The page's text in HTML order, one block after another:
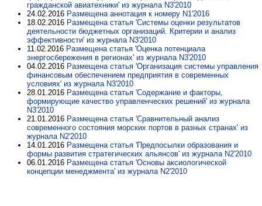
гражданской авиатехники' из журнала N3'2010
24.02.2016 Размещена аннотация к номеру N1'2016
18.02.2016 Размещена статья 'Системы оценки результатов
деятельности бюджетных организаций. Критерии и анализ
эффективности' из журнала N3'2010
11.02.2016 Размещена статья 'Оценка потенциала
энергосбережения в регионах' из журнала N3'2010
04.02.2016 Размещена статья 'Организация системы управления
финансовым обеспечением предприятия в современных
условиях' из журнала N3'2010
28.01.2016 Размещена статья 'Содержание и факторы,
формирующие качество управленческих решений' из журнала
N3'2010
21.01.2016 Размещена статья 'Сравнительный анализ
современного состояния морских портов в разных странах' из
журнала N2'2010
14.01.2016 Размещена статья 'Предпосылки образования и
формы развития стратегических альянсов' из журнала N2'2010
06.01.2016 Размещена статья 'Основы аксиологической
концепции менеджмента' из журнала N2'2010